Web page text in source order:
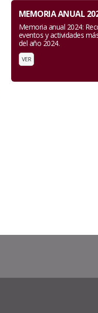
MEMORIA ANUAL
Memoria anual 2024:
eventos y actividades
del año 2024.
VER